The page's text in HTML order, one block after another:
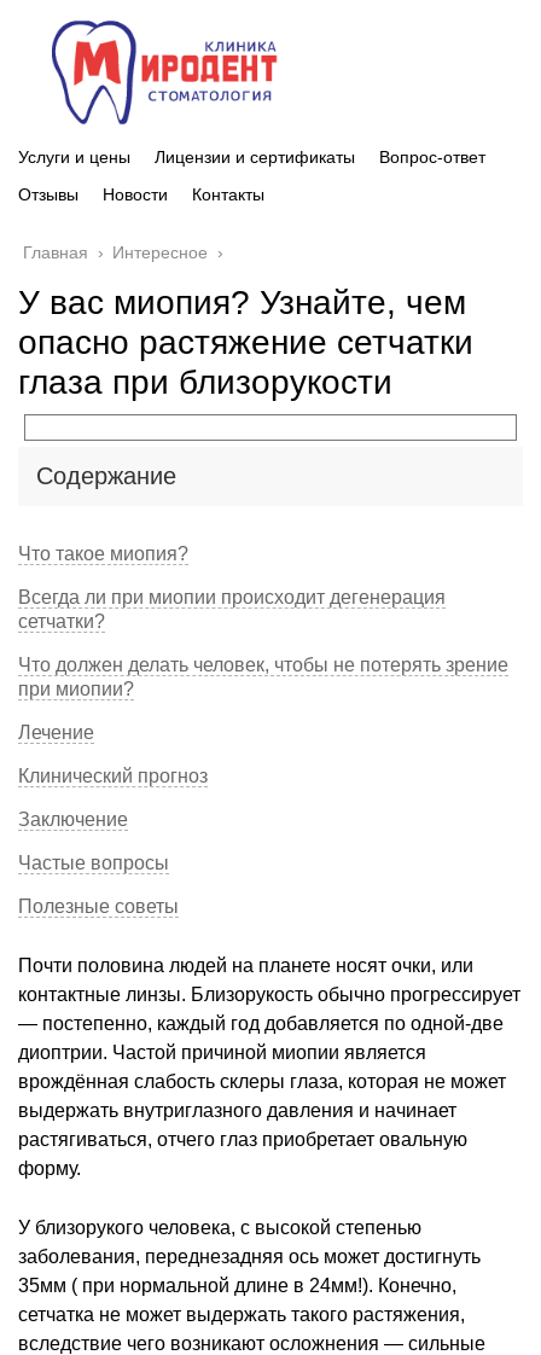
Услуги и цены Лицензии и сертификаты
Вопрос-ответ
Отзывы
Новости Контакты
Главная › Интересное ›
У вас миопия? Узнайте, чем
опасно растяжение сетчатки
глаза при близорукости
Содержание
Что такое миопия?
Всегда ли при миопии происходит дегенерация
сетчатки?
Что должен делать человек, чтобы не потерять зрение
при миопии?
Лечение
Клинический прогноз
Заключение
Частые вопросы
Полезные советы
Почти половина людей на планете носят очки, или
контактные линзы. Близорукость обычно прогрессирует
— постепенно, каждый год добавляется по одной-две
диоптрии. Частой причиной миопии является
врождённая слабость склеры глаза, которая не может
выдержать внутриглазного давления и начинает
растягиваться, отчего глаз приобретает овальную
форму.
У близорукого человека, с высокой степенью
заболевания, переднезадняя ось может достигнуть
35мм ( при нормальной длине в 24мм!). Конечно,
сетчатка не может выдержать такого растяжения,
вследствие чего возникают осложнения — сильные